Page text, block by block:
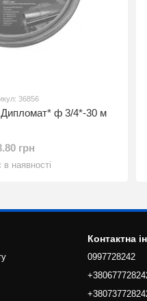
36856
ф 3/4*-30 м
грн
наявності
Контактна
0997728242